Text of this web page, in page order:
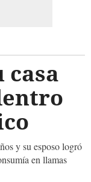
casa
y su esposo logró
en llamas